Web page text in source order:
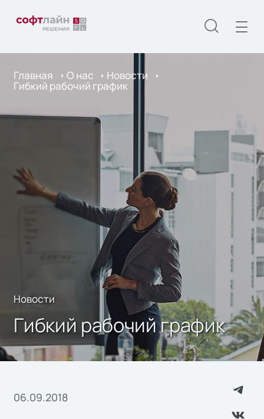
Главная О нас Новости
Гибкий рабочий график
Новости
Гибкий рабочий график
06.09.2018